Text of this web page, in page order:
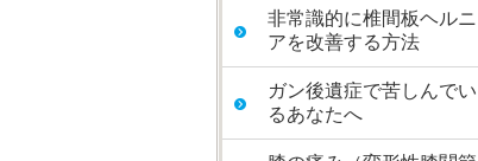
非常識的に椎間板ヘルニ
アを改善する方法
ガン後遺症で苦しんでい
るあなたへ